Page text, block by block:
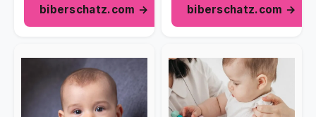
biberschatz.com →
biberschatz.com →